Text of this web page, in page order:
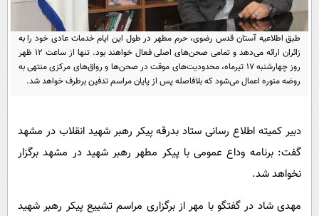
مجله تصویری سلاح
سیاست
سرگرمی
حوادث
سلامت
خواندنی ها و دیدنی ها
داستان کوتاه
پیامک
دانلود
آموزش زبان
طبق اطلاعیه آستان قدس رضوی، حرم مطهر در طول این ایام خدمات عادی خود را به
زائران ارائه می‌دهد و تمامی صحن‌های اصلی فعال خواهند بود. تنها از ساعت ۱۲ ظهر
روز چهارشنبه ۱۷ تیرماه، محدودیت‌های موقت در صحن‌ها و رواق‌های مرکزی منتهی به
روضه منوره اعمال می‌شود که بلافاصله پس از پایان مراسم تدفین برطرف خواهد شد.
دبیر کمیته اطلاع رسانی ستاد بدرقه پیکر رهبر شهید انقلاب در مشهد
گفت: برنامه وداع عمومی با پیکر مطهر رهبر شهید در مشهد برگزار
نخواهد شد.
مهدی شاد در گفتگو با مهر از برگزاری مراسم تشییع پیکر رهبر شهید